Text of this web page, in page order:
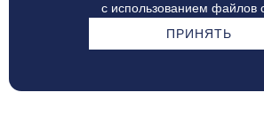
с использованием файлов
ПРИНЯТЬ